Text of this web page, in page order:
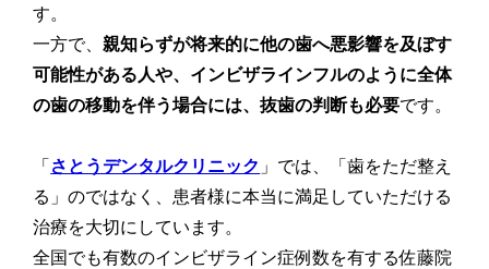
す。
一方で、親知らずが将来的に他の歯へ悪影響を及ぼす
可能性がある人や、インビザラインフルのように全体
の歯の移動を伴う場合には、抜歯の判断も必要です。
「 さとうデンタルクリニック 」では、「歯をただ整え
る」のではなく、患者様に本当に満足していただける
治療を大切にしています。
全国でも有数のインビザライン症例数を有する佐藤院